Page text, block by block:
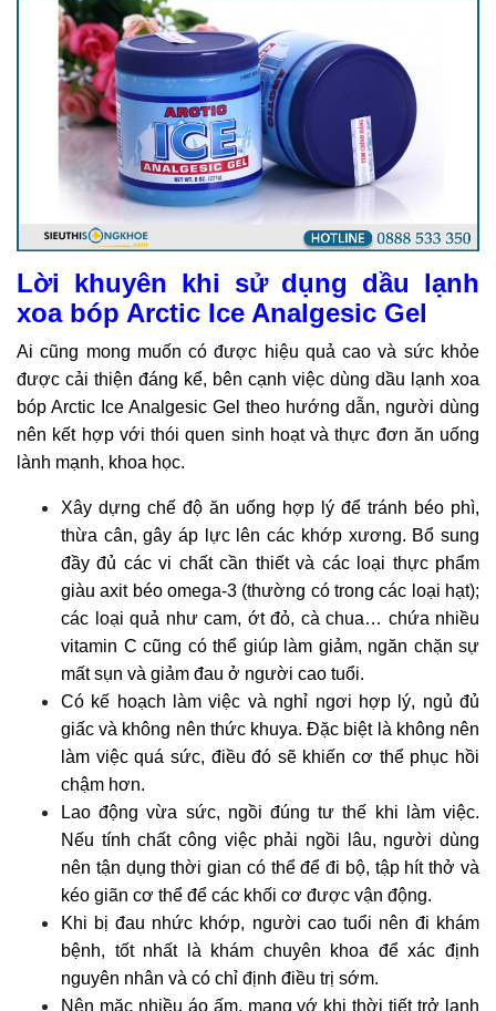
Lời khuyên khi sử dụng dầu lạnh
xoa bóp Arctic Ice Analgesic Gel
Ai cũng mong muốn có được hiệu quả cao và sức khỏe
được cải thiện đáng kể, bên cạnh việc dùng dầu lạnh xoa
bóp Arctic Ice Analgesic Gel theo hướng dẫn, người dùng
nên kết hợp với thói quen sinh hoạt và thực đơn ăn uống
lành mạnh, khoa học.
Xây dựng chế độ ăn uống hợp lý để tránh béo phì,
thừa cân, gây áp lực lên các khớp xương. Bổ sung
đầy đủ các vi chất cần thiết và các loại thực phẩm
giàu axit béo omega-3 (thường có trong các loại hạt);
các loại quả như cam, ớt đỏ, cà chua… chứa nhiều
vitamin C cũng có thể giúp làm giảm, ngăn chặn sự
mất sụn và giảm đau ở người cao tuổi.
Có kế hoạch làm việc và nghỉ ngơi hợp lý, ngủ đủ
giấc và không nên thức khuya. Đặc biệt là không nên
làm việc quá sức, điều đó sẽ khiến cơ thể phục hồi
chậm hơn.
Lao động vừa sức, ngồi đúng tư thế khi làm việc.
Nếu tính chất công việc phải ngồi lâu, người dùng
nên tận dụng thời gian có thể để đi bộ, tập hít thở và
kéo giãn cơ thể để các khối cơ được vận động.
Khi bị đau nhức khớp, người cao tuổi nên đi khám
bệnh, tốt nhất là khám chuyên khoa để xác định
nguyên nhân và có chỉ định điều trị sớm.
Nên mặc nhiều áo ấm, mang vớ khi thời tiết trở lạnh